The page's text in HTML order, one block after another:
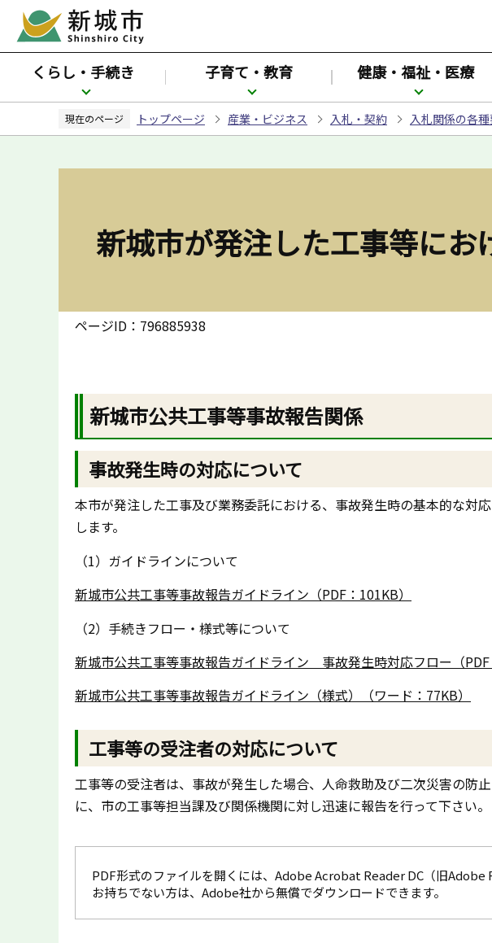
ペ
ジ
先
くらし・手続き 子育て・教育 健康・福祉・医療
現在のページ トップページ 産業・ビジネス 入札・契約 入札関係の各
新城市が発注した工事等にお
ページID：796885938
新城市公共工事等事故報告関係
事故発生時の対応について
本市が発注した工事及び業務委託における、事故発生時の基本的な対
します。
（1）ガイドラインについて
新城市公共工事等事故報告ガイドライン（PDF：101KB）
（2）手続きフロー・様式等について
新城市公共工事等事故報告ガイドライン 事故発生時対応フロー（PDF
新城市公共工事等事故報告ガイドライン（様式）（ワード：77KB）
工事等の受注者の対応について
工事等の受注者は、事故が発生した場合、人命救助及び二次災害の防
に、市の工事等担当課及び関係機関に対し迅速に報告を行って下さい。
PDF形式のファイルを開くには、Adobe Acrobat Reader DC（旧Adobe
お持ちでない方は、Adobe社から無償でダウンロードできます。